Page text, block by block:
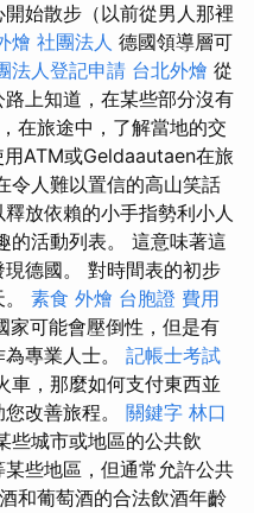
始散步（以前從男人那裡
燴 社團法人 德國領導層可
法人登記申請 台北外燴 從
上知道，在某些部分沒有
在旅途中，了解當地的交
用ATM或Geldaautaen在旅
令人難以置信的高山笑話
放依賴的小手指勢利小人
的活動列表。 這意味著這
德國。 對時間表的初步
素食 外燴 台胞證 費用
家可能會壓倒性，但是有
專業人士。 記帳士考試
車，那麼如何支付東西並
改善旅程。 關鍵字 林口
些城市或地區的公共飲
些地區，但通常允許公共
和葡萄酒的合法飲酒年齡